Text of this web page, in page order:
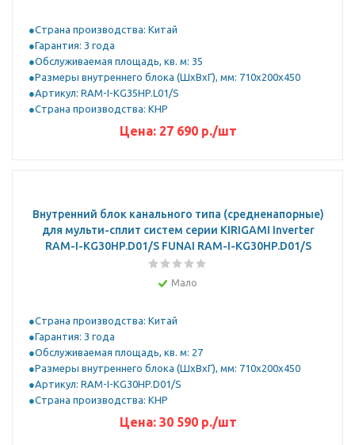
Страна производства: Китай
Гарантия: 3 года
Обслуживаемая площадь, кв. м: 35
Размеры внутреннего блока (ШхВхГ), мм: 710x200x450
Артикул: RAM-I-KG35HP.L01/S
Страна производства: КНР
Цена: 27 690р./шт
Внутренний блок канального типа (средненапорные)
для мульти-сплит систем серии KIRIGAMI Inverter
RAM-I-KG30HP.D01/S FUNAI RAM-I-KG30HP.D01/S
Мало
Страна производства: Китай
Гарантия: 3 года
Обслуживаемая площадь, кв. м: 27
Размеры внутреннего блока (ШхВхГ), мм: 710x200x450
Артикул: RAM-I-KG30HP.D01/S
Страна производства: КНР
Цена: 30 590р./шт